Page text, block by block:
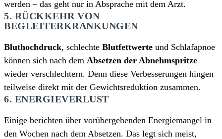
werden – das geht nur in Absprache mit dem Arzt.
5. RÜCKKEHR VON
BEGLEITERKRANKUNGEN
Bluthochdruck, schlechte Blutfettwerte und Schlafapnoe
können sich nach dem Absetzen der Abnehmspritze
wieder verschlechtern. Denn diese Verbesserungen hingen
teilweise direkt mit der Gewichtsreduktion zusammen.
6. ENERGIEVERLUST
Einige berichten über vorübergehenden Energiemangel in
den Wochen nach dem Absetzen. Das legt sich meist,